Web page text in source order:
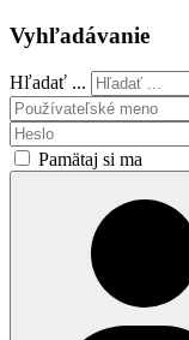
Vyhľadávanie
Hľadať ...
Pamätaj si ma